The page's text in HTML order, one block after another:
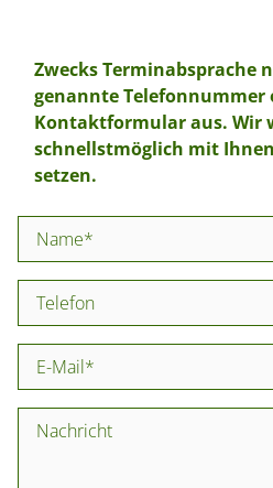
Zwecks Terminabsprache
genannte Telefonnummer
Kontaktformular aus. Wir
schnellstmöglich mit
setzen.